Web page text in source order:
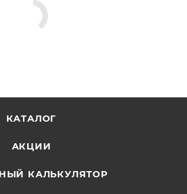
КАТАЛОГ
АКЦИИ
КАЛЬКУЛЯТОР